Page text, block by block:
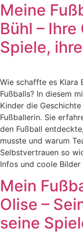
Meine
Bühl –
Spiele,
Wie schaffte es Klara
Fußballs? In diesem
Kinder die
Fußballerin. Sie
den Fußball
musste und warum
Selbstvertrauen so
Infos und coole
Mein
Olise –
seine